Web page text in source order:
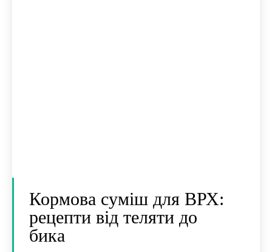
Кормова суміш для ВРХ:
рецепти від теляти до
бика